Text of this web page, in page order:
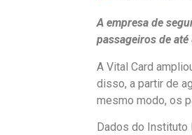
A empresa de
passageiros de
A Vital Card
disso, a partir de
mesmo modo, os
Dados do Instituto